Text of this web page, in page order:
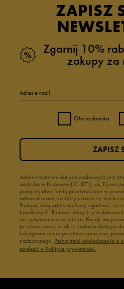
ZAPISZ
Zgarnij 10%
zakupy za
Adres e-mail
Oferta damska
Administratorem danych osobowych jest
siedzibą w Krakowie (31-871), os.
powyżej dane będą przetwarzane w
administratora, za który uważa się
Podając swój adres mailowy zgadzasz się
handlowych. Podanie danych jest
otrzymywania newslettera. Każdy ma
przetwarzania, a także żądania dostępu
lub ograniczenia przetwarzania oraz
nadzorczego. Pełną treść oświadczenia o
znaleźć w Polityce prywatności.
ZAPISZ